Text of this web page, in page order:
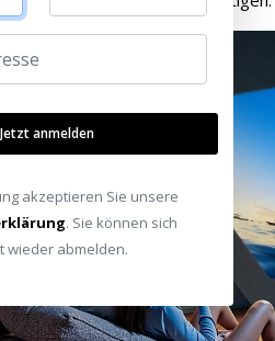
Jetzt anmelden
akzeptieren Sie unsere
. Sie können sich
wieder abmelden.